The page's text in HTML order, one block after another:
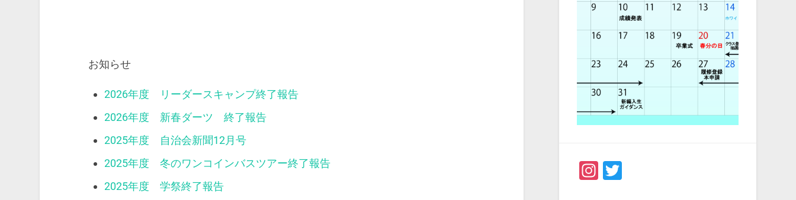
お知らせ
2026年度 リーダースキャンプ終了報告
2026年度 新春ダーツ 終了報告
2025年度 自治会新聞12月号
2025年度 冬のワンコインバスツアー終了報告
2025年度 学祭終了報告
Instagram